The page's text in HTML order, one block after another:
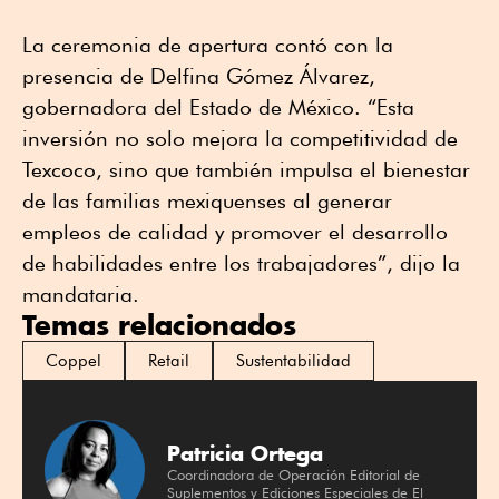
La ceremonia de apertura contó con la
presencia de Delfina Gómez Álvarez,
gobernadora del Estado de México. “Esta
inversión no solo mejora la competitividad de
Texcoco, sino que también impulsa el bienestar
de las familias mexiquenses al generar
empleos de calidad y promover el desarrollo
de habilidades entre los trabajadores”, dijo la
mandataria.
Temas relacionados
Coppel Retail Sustentabilidad
Patricia Ortega
Coordinadora de Operación Editorial de
Suplementos y Ediciones Especiales de El